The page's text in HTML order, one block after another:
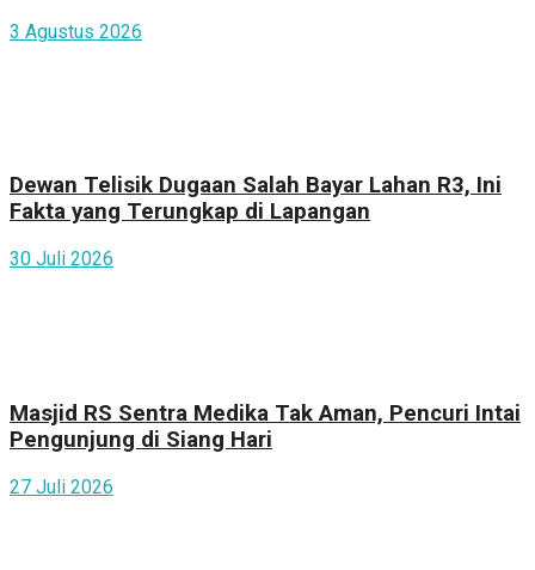
3 Agustus 2026
Dewan Telisik Dugaan Salah Bayar Lahan R3, Ini
Fakta yang Terungkap di Lapangan
30 Juli 2026
Masjid RS Sentra Medika Tak Aman, Pencuri Intai
Pengunjung di Siang Hari
27 Juli 2026